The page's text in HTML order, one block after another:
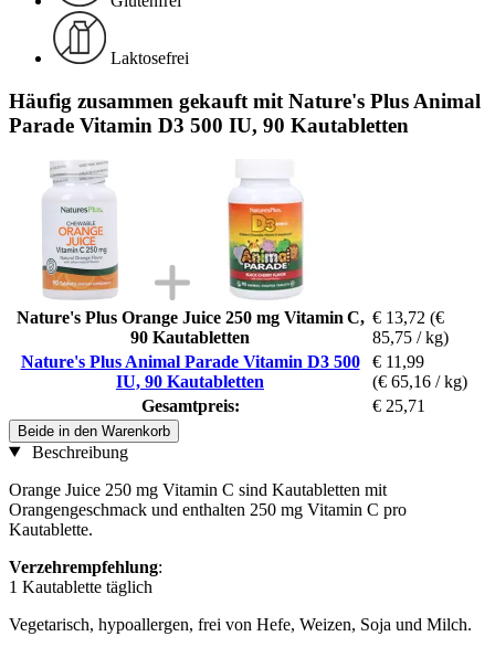
Laktosefrei
Häufig zusammen gekauft mit Nature's Plus Animal
Parade Vitamin D3 500 IU, 90 Kautabletten
Nature's Plus Orange Juice 250 mg Vitamin C,
90 Kautabletten
€ 13,72 (€
85,75 / kg)
Nature's Plus Animal Parade Vitamin D3 500
IU, 90 Kautabletten
€ 11,99
(€ 65,16 / kg)
Gesamtpreis:
€ 25,71
Beide in den Warenkorb
Beschreibung
Orange Juice 250 mg Vitamin C sind Kautabletten mit
Orangengeschmack und enthalten 250 mg Vitamin C pro
Kautablette.
Verzehrempfehlung:
1 Kautablette täglich
Vegetarisch, hypoallergen, frei von Hefe, Weizen, Soja und Milch.